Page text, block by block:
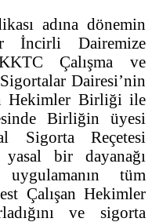
adına dönemin
İncirli Dairemize
Çalışma ve
Dairesi’nin
Hekimler Birliği ile
Birliğin üyesi
Sigorta Reçetesi
bir dayanağı
tüm
Çalışan Hekimler
ve sigorta